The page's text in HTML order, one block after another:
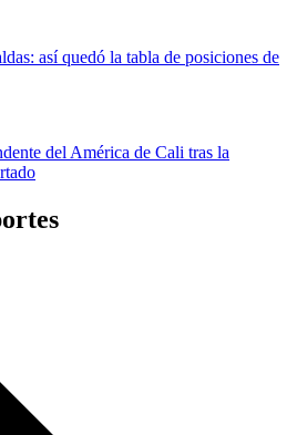
así quedó la tabla de posiciones de
del América de Cali tras la